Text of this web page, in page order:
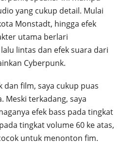
yang cukup detail. Mulai
Monstadt, hingga efek
utama berlari
lintas dan efek suara dari
Cyberpunk.
film, saya cukup puas
Meski terkadang, saya
efek bass pada tingkat
tingkat volume 60 ke atas,
untuk menonton fim.